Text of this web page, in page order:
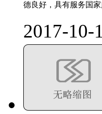
德良好，具有服务国
2017-10-